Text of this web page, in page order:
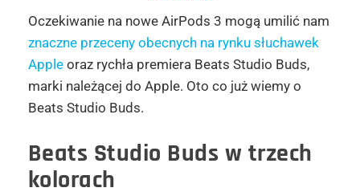
Oczekiwanie na nowe AirPods 3 mogą umilić nam
znaczne przeceny obecnych na rynku słuchawek
Appleoraz rychła premiera Beats Studio Buds,
marki należącej do Apple. Oto co już wiemy o
Beats Studio Buds.
Beats Studio Buds w trzech
kolorach